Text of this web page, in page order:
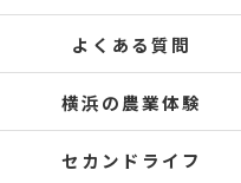
よくある質問
横浜の農業体験
セカンドライフ